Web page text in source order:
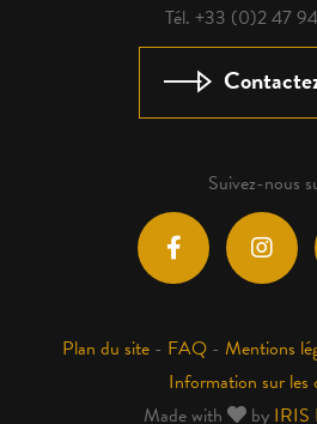
Tél. +33 (0)2 47
Suivez-nous
Plan du site- FAQ- Mentions
Information sur les
Made with
by IRIS